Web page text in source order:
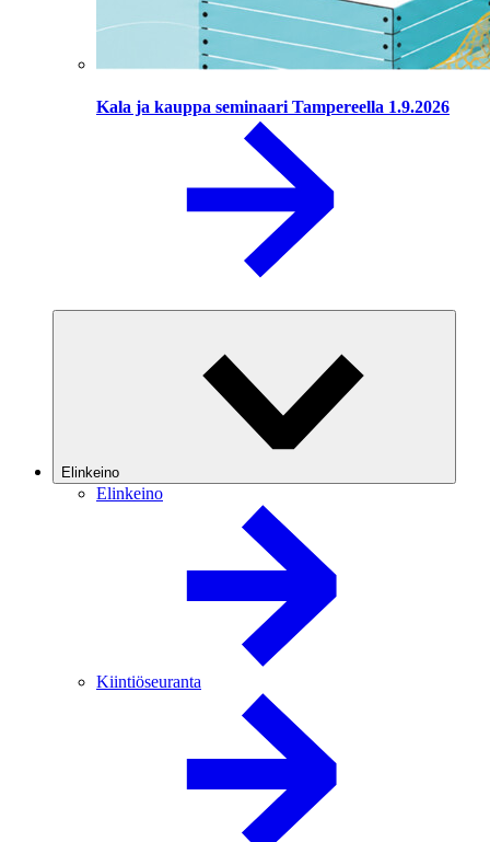
Kala ja kauppa seminaari Tampereella 1.9.2026
Elinkeino
Elinkeino
Kiintiöseuranta